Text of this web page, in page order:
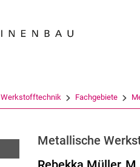
Werkstofftechnik Fachgebiete
Metallische